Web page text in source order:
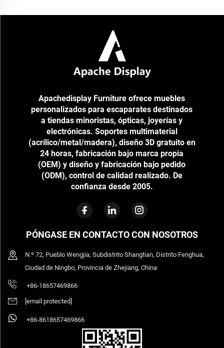
Apachedisplay Furniture ofrece muebles
personalizados para escaparates destinados
a tiendas minoristas, ópticas, joyerías y
electrónicas. Soportes multimaterial
(acrílico/metal/madera), diseño 3D gratuito en
24 horas, fabricación bajo marca propia
(OEM) y diseño y fabricación bajo pedido
(ODM), control de calidad realizado. De
confianza desde 2005.
PÓNGASE EN CONTACTO CON NOSOTROS
N.º 72, Pueblo Wengjia, Subdistrito Shangtian, Distrito Fenghua,
Ciudad de Ningbo, Provincia de Zhejiang, China
+86-18657469866
[email protected]
+86-8618657469866